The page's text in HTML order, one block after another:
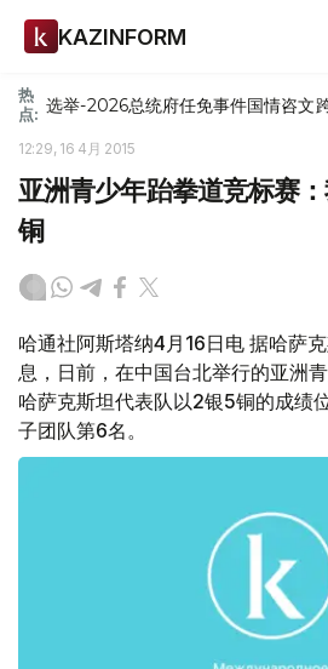
KAZINFORM
热
点: 选举-2026总统府任免事件国情咨文
12:29, 16 4月 2015
亚洲青少年跆拳道竞标赛
铜
哈通社阿斯塔纳4月16日电 据哈萨
息，日前，在中国台北举行的亚洲
哈萨克斯坦代表队以2银5铜的成绩
子团队第6名。